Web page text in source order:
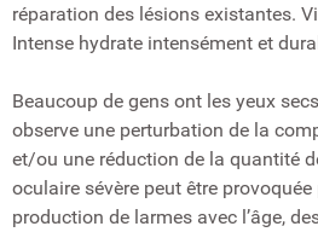
réparation des lésions existantes.
Intense hydrate intensément et
Beaucoup de gens ont les yeux
observe une perturbation de la
et/ou une réduction de la quantité
oculaire sévère peut être
production de larmes avec l’âge,